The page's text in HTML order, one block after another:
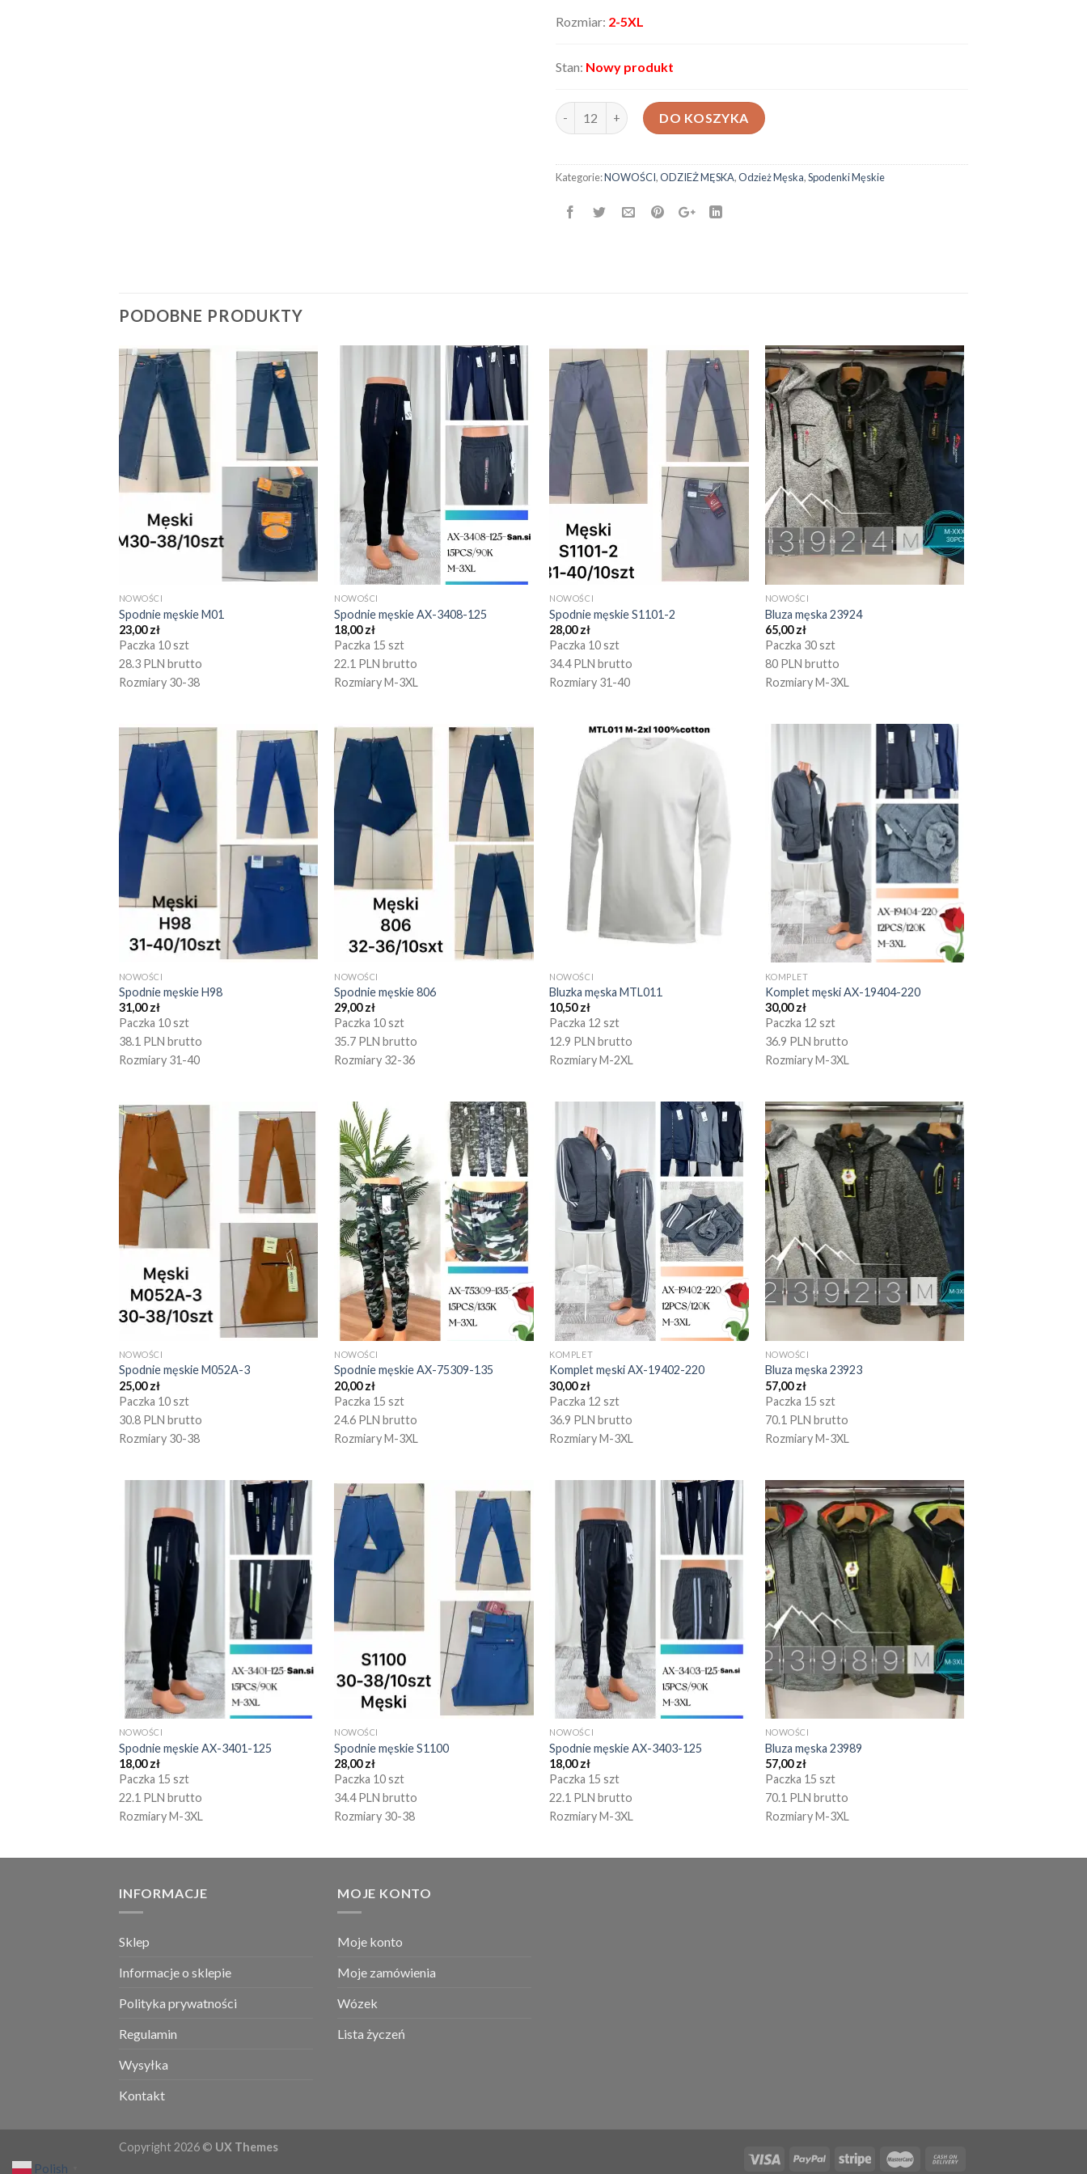
Rozmiar: 2-5XL
Stan: Nowy produkt
ilość Spodenki męskie K16DO KOSZYKA
Kategorie:NOWOŚCI,ODZIEŻ MĘSKA,Odzież Męska,Spodenki Męskie
PODOBNE PRODUKTY
NOWOŚCI
Spodnie męskie M01
23,00zł
Paczka 10 szt
28.3 PLN brutto
Rozmiary 30-38
NOWOŚCI
Spodnie męskie AX-3408-125
18,00zł
Paczka 15 szt
22.1 PLN brutto
Rozmiary M-3XL
NOWOŚCI
Spodnie męskie S1101-2
28,00zł
Paczka 10 szt
34.4 PLN brutto
Rozmiary 31-40
NOWOŚCI
Bluza męska 23924
65,00zł
Paczka 30 szt
80 PLN brutto
Rozmiary M-3XL
NOWOŚCI
Spodnie męskie H98
31,00zł
Paczka 10 szt
38.1 PLN brutto
Rozmiary 31-40
NOWOŚCI
Spodnie męskie 806
29,00zł
Paczka 10 szt
35.7 PLN brutto
Rozmiary 32-36
NOWOŚCI
Bluzka męska MTL011
10,50zł
Paczka 12 szt
12.9 PLN brutto
Rozmiary M-2XL
KOMPLET
Komplet męski AX-19404-220
30,00zł
Paczka 12 szt
36.9 PLN brutto
Rozmiary M-3XL
NOWOŚCI
Spodnie męskie M052A-3
25,00zł
Paczka 10 szt
30.8 PLN brutto
Rozmiary 30-38
NOWOŚCI
Spodnie męskie AX-75309-135
20,00zł
Paczka 15 szt
24.6 PLN brutto
Rozmiary M-3XL
KOMPLET
Komplet męski AX-19402-220
30,00zł
Paczka 12 szt
36.9 PLN brutto
Rozmiary M-3XL
NOWOŚCI
Bluza męska 23923
57,00zł
Paczka 15 szt
70.1 PLN brutto
Rozmiary M-3XL
NOWOŚCI
Spodnie męskie AX-3401-125
18,00zł
Paczka 15 szt
22.1 PLN brutto
Rozmiary M-3XL
NOWOŚCI
Spodnie męskie S1100
28,00zł
Paczka 10 szt
34.4 PLN brutto
Rozmiary 30-38
NOWOŚCI
Spodnie męskie AX-3403-125
18,00zł
Paczka 15 szt
22.1 PLN brutto
Rozmiary M-3XL
NOWOŚCI
Bluza męska 23989
57,00zł
Paczka 15 szt
70.1 PLN brutto
Rozmiary M-3XL
INFORMACJE
Sklep
Informacje o sklepie
Polityka prywatności
Regulamin
Wysyłka
Kontakt
MOJE KONTO
Moje konto
Moje zamówienia
Wózek
Lista życzeń
Copyright 2026 © UX Themes
Polish